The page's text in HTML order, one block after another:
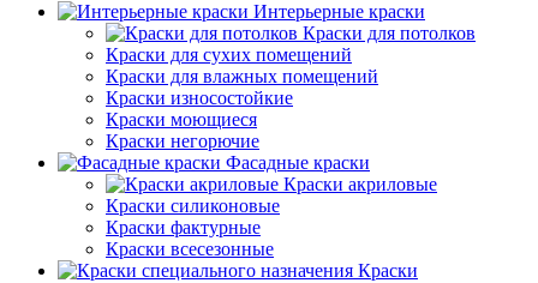
Интерьерные краски
Краски для потолков
Краски для сухих помещений
Краски для влажных помещений
Краски износостойкие
Краски моющиеся
Краски негорючие
Фасадные краски
Краски акриловые
Краски силиконовые
Краски фактурные
Краски всесезонные
Краски